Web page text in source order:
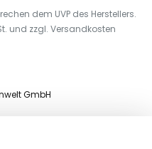
dem UVP des Herstellers.
und zzgl. Versandkosten
GmbH